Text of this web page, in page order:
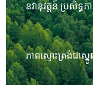
នវានុវត្តន៍ ប្រសិទ្
ភាពស្មោះត្រង់ជាស្